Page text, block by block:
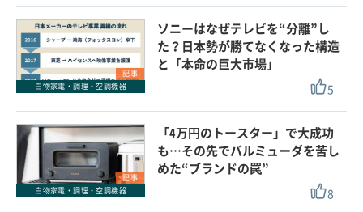
記事
白物家電・調理・空調機器
ソニーはなぜテレビを“分離”し
た？日本勢が勝てなくなった構造
と「本命の巨大市場」
5
記事
白物家電・調理・空調機器
「4万円のトースター」で大成功
も…その先でバルミューダを苦し
めた“ブランドの罠”
8